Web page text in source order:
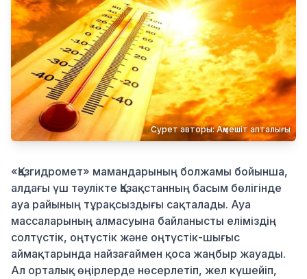
Денсаулық
Бизнес
Қылмыс
Сурет авторы: Ақмешіт апталығы
«Қазгидромет» мамандарының болжамы бойынша,
алдағы үш тәулікте Қазақстанның басым бөлігінде
ауа райының тұрақсыздығы сақталады. Ауа
массаларының алмасуына байланысты еліміздің
солтүстік, оңтүстік және оңтүстік-шығыс
аймақтарында найзағаймен қоса жаңбыр жауады.
Ал орталық өңірлерде нөсерлетіп, жел күшейіп,